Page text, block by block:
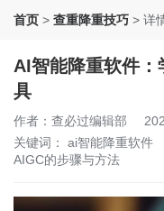
首页 > 查重降重技巧 > 详
AI智能降重软件
具
作者：查必过编辑部
关键词： ai智能降重软件
AIGC的步骤与方法